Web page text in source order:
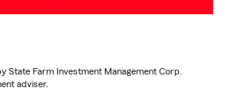
State Farm Investment Management Corp.
adviser.